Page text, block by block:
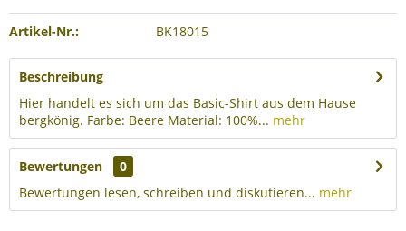
Artikel-Nr.: BK18015
Beschreibung
Hier handelt es sich um das Basic-Shirt aus dem Hause
bergkönig. Farbe: Beere Material: 100%... mehr
Bewertungen
0
Bewertungen lesen, schreiben und diskutieren... mehr